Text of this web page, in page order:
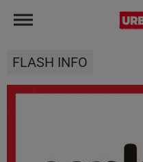
FLASH INFO